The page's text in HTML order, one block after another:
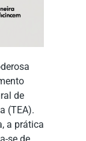
de
(TEA).
a prática